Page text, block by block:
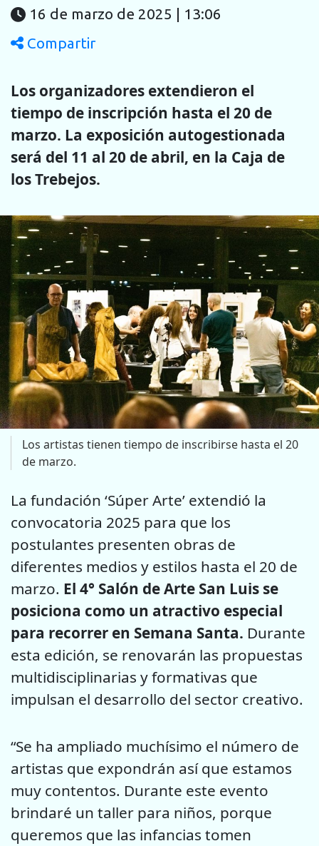
16 de marzo de 2025 | 13:06
Compartir
Los organizadores extendieron el
tiempo de inscripción hasta el 20 de
marzo. La exposición autogestionada
será del 11 al 20 de abril, en la Caja de
los Trebejos.
Los artistas tienen tiempo de inscribirse hasta el 20
de marzo.
La fundación ‘Súper Arte’ extendió la
convocatoria 2025 para que los
postulantes presenten obras de
diferentes medios y estilos hasta el 20 de
marzo. El 4° Salón de Arte San Luis se
posiciona como un atractivo especial
para recorrer en Semana Santa. Durante
esta edición, se renovarán las propuestas
multidisciplinarias y formativas que
impulsan el desarrollo del sector creativo.
“Se ha ampliado muchísimo el número de
artistas que expondrán así que estamos
muy contentos. Durante este evento
brindaré un taller para niños, porque
queremos que las infancias tomen